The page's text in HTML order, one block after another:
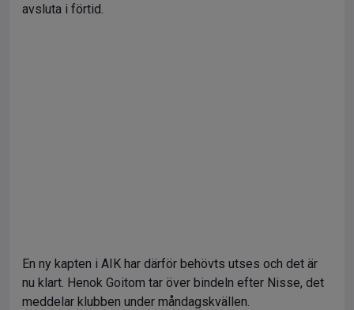
avsluta i förtid.
En ny kapten i AIK har därför behövts utses och det är
nu klart. Henok Goitom tar över bindeln efter Nisse, det
meddelar klubben under måndagskvällen.